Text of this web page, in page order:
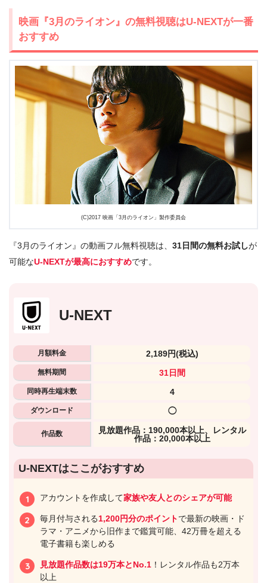
映画『3月のライオン』の無料視聴はU-NEXTが一番
おすすめ
(C)2017 映画「3月のライオン」製作委員会
『3月のライオン』の動画フル無料視聴は、 31日間の無料お試しが
可能なU-NEXTが最高におすすめです。
U-NEXT
月額料金 2,189円(税込)
無料期間 31日間
同時再生端末数 4
ダウンロード ◯
作品数
⾒放題作品：190,000本以上、レンタル
作品：20,000本以上
U-NEXTはここがおすすめ
アカウントを作成して家族や友人とのシェアが可能
毎月付与される1,200円分のポイントで最新の映画・ド
ラマ・アニメから旧作まで鑑賞可能、42万冊を超える
電子書籍も楽しめる
見放題作品数は19万本とNo.1 ！レンタル作品も2万本
以上